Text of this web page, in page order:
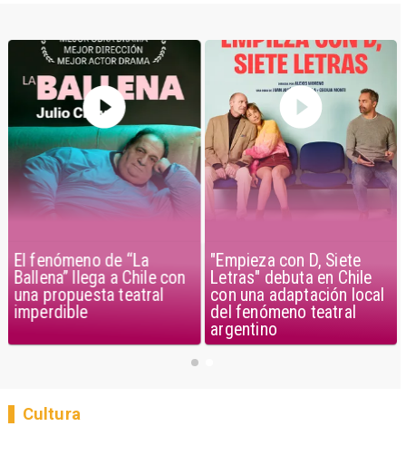
El fenómeno de “La
Ballena” llega a Chile con
una propuesta teatral
imperdible
"Empieza con D, Siete
Letras" debuta en Chile
con una adaptación local
del fenómeno teatral
argentino
Cultura